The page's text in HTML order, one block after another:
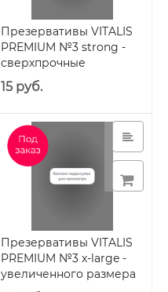
Презервативы VITALIS
PREMIUM №3 strong -
сверхпрочные
15 руб.
Презервативы VITALIS
PREMIUM №3 x-large -
увеличенного размера